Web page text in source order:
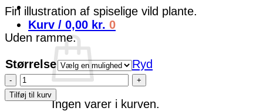
Kurv / 0,00 kr. 0
Ingen varer i kurven.
til
Fin illustration af spiselige vild plante.
Uden ramme.
Størrelse
Ryd
Rødkløver
antal
Tilføj til kurv